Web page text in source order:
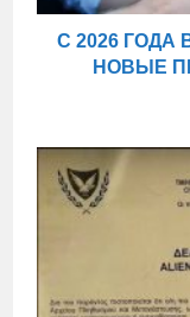
С 2026
НОВЫЕ